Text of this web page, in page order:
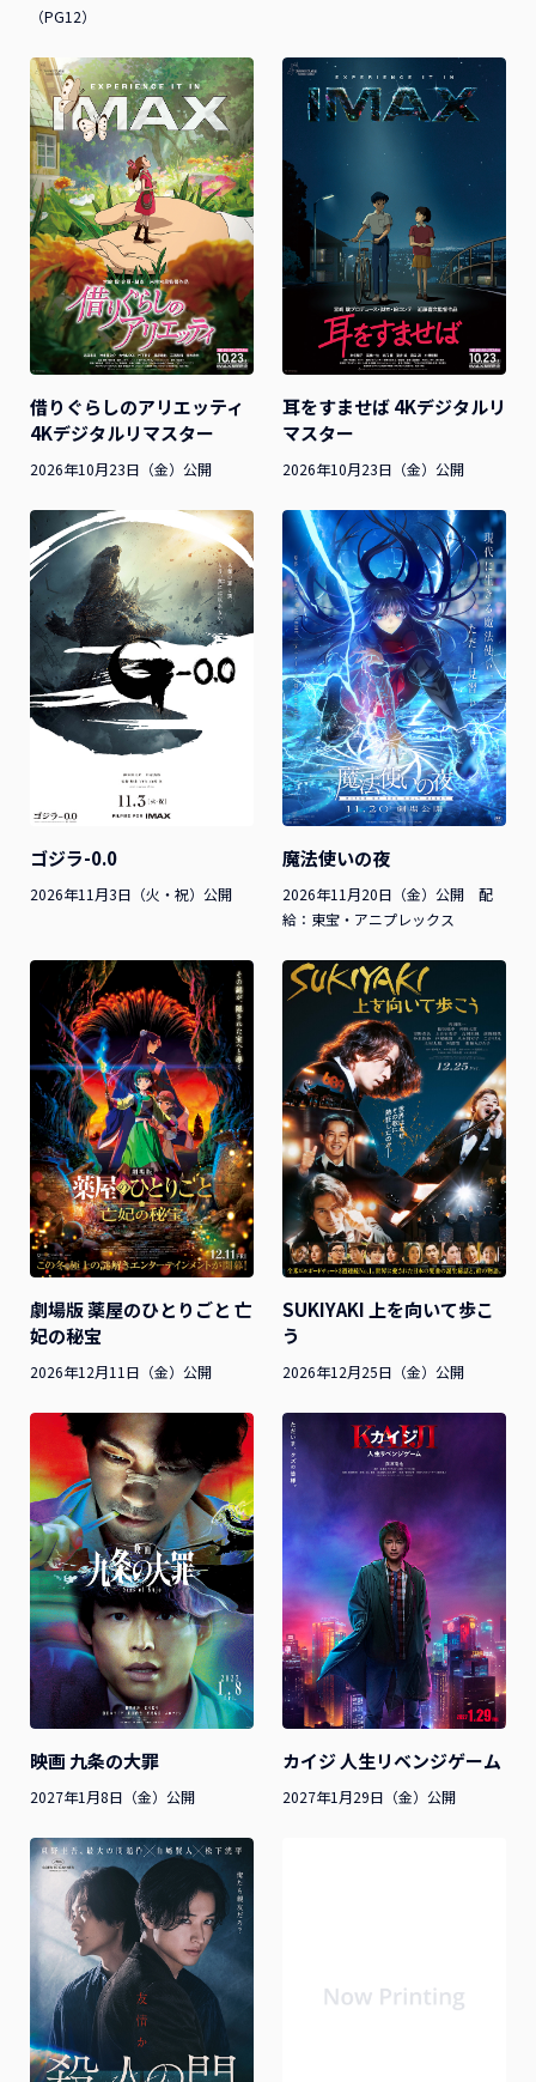
（PG12）
借りぐらしのアリエッティ
4Kデジタルリマスター
2026年10月23日（金）公開
耳をすませば 4Kデジタルリ
マスター
2026年10月23日（金）公開
ゴジラ-0.0
2026年11月3日（火・祝）公開
魔法使いの夜
2026年11月20日（金）公開 配
給：東宝・アニプレックス
劇場版 薬屋のひとりごと 亡
妃の秘宝
2026年12月11日（金）公開
SUKIYAKI 上を向いて歩こ
う
2026年12月25日（金）公開
映画 九条の大罪
2027年1月8日（金）公開
カイジ 人生リベンジゲーム
2027年1月29日（金）公開